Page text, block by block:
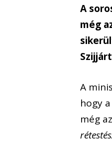
A
még
A
hogy
még